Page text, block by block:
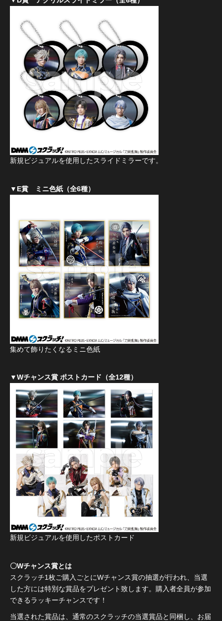
新規ビジュアルを使用したスライドミラーです。
▼E賞 ミニ色紙（全6種）
集めて飾りたくなるミニ色紙
▼Wチャンス賞 ポストカード（全12種）
新規ビジュアルを使用したポストカード
〇Wチャンス賞とは
スクラッチ1枚ご購入ごとにWチャンス賞の抽選が行われ、当選
した方には特別な賞品をプレゼント致します。購入者全員が参加
できるラッキーチャンスです！
当選された賞品は、通常のスクラッチの当選賞品と同梱し、お届